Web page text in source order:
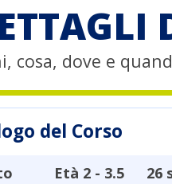
cosa, dove e
del Corso
Età 2 - 3.5 26